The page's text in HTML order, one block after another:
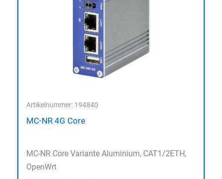
Artikelnummer: 194840
MC-NR 4G Core
MC-NR Core Variante Aluminium, CAT1/2ETH,
OpenWrt